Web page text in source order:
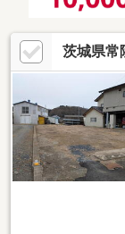
茨城県常